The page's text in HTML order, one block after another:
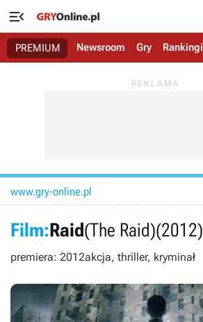

PREMIUM Newsroom Gry Rankingi
www.gry-online.pl
Film:Raid(The Raid)(2012)
premiera: 2012akcja, thriller, kryminał